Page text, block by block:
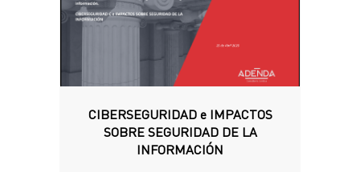
CIBERSEGURIDAD e IMPACTOS
SOBRE SEGURIDAD DE LA
INFORMACIÓN